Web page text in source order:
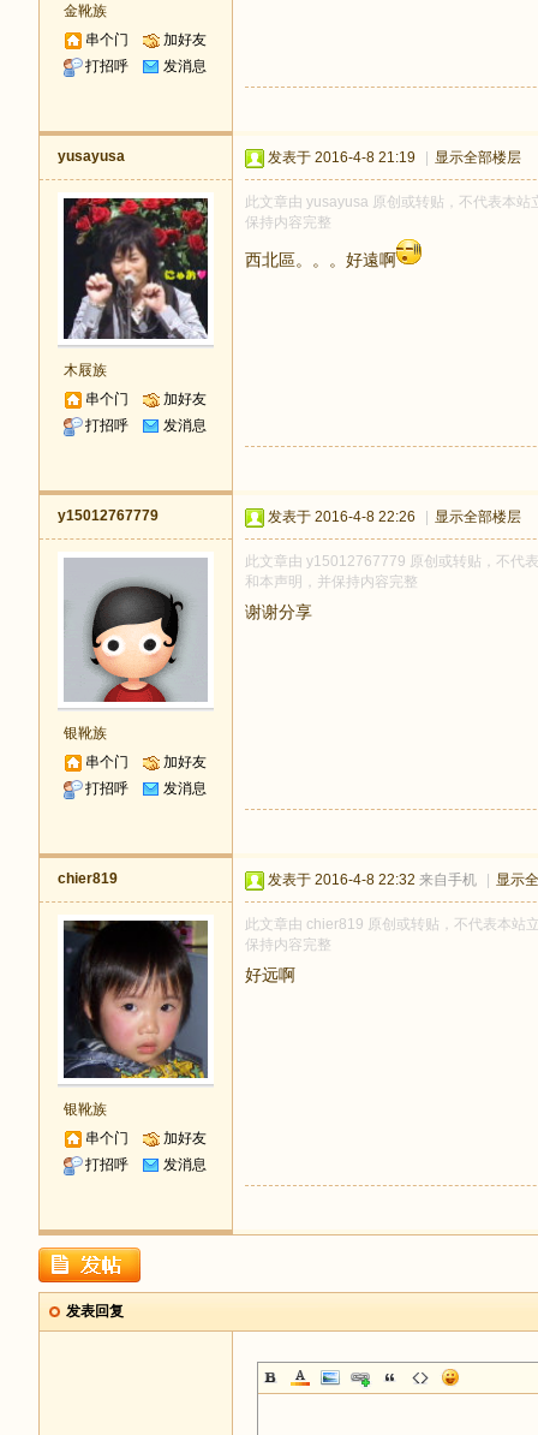
金靴族
串个门
加好友
打招呼
发消息
yusayusa
木屐族
串个门
加好友
打招呼
发消息
发表于 2016-4-8 21:19 显示全部楼层
此文章由 yusayusa 原创或转贴，不代表本
保持内容完整
西北區。。。好遠啊
y15012767779
银靴族
串个门
加好友
打招呼
发消息
发表于 2016-4-8 22:26 显示全部楼层
此文章由 y15012767779 原创或转贴，不代
和本声明，并保持内容完整
谢谢分享
chier819
银靴族
串个门
加好友
打招呼
发消息
发表于 2016-4-8 22:32 来自手机 显示
此文章由 chier819 原创或转贴，不代表本站
保持内容完整
好远啊
发表回复